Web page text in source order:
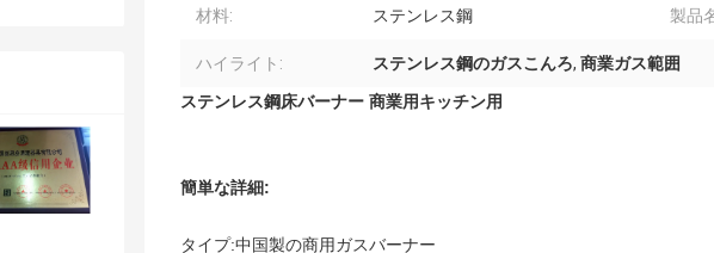
材料: ステンレス鋼 製品
ハイライト: ステンレス鋼のガスこんろ, 商業ガス範囲
ステンレス鋼床バーナー 商業用キッチン用
簡単な詳細:
タイプ:中国製の商用ガスバーナー